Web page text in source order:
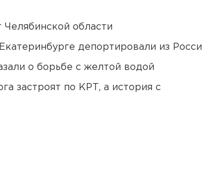
Челябинской области
депортировали из
о борьбе с желтой водой
застроят по КРТ, а история с